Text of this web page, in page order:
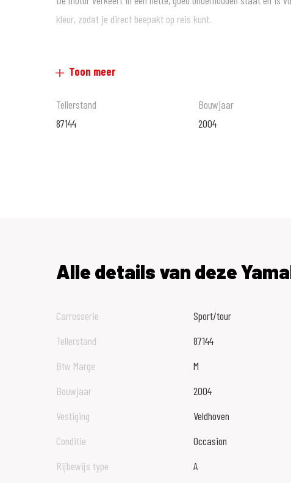
kleur, zodat je direct beepakt op reis kunt.
aantrekkelijke tarieven diverse BOVAG garantiepakketten aan
Voordelig en goed verzekeren? kijk op www.motoportveldhoven.nl
Toon meer
Tellerstand
87144
Bouwjaar
2004
Alle details van deze
Carrosserie
Sport/tour
Tellerstand
87144
Btw Marge
M
Bouwjaar
2004
Vestiging
Veldhoven
Conditie
Occasion
Rijbewijs type
A